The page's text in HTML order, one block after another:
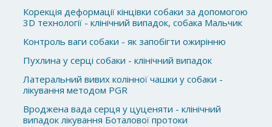
Корекція деформації кінцівки собаки за допомогою
3D технології - клінічний випадок, собака Мальчик
Контроль ваги собаки - як запобігти ожирінню
Пухлина у серці собаки - клінічний випадок
Латеральний вивих колінної чашки у собаки -
лікування методом PGR
Вроджена вада серця у цуценяти - клінічний
випадок лікування Боталової протоки